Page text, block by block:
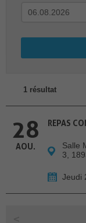
1 résultat
28
AOU.
REPAS
Salle
3,
Jeudi